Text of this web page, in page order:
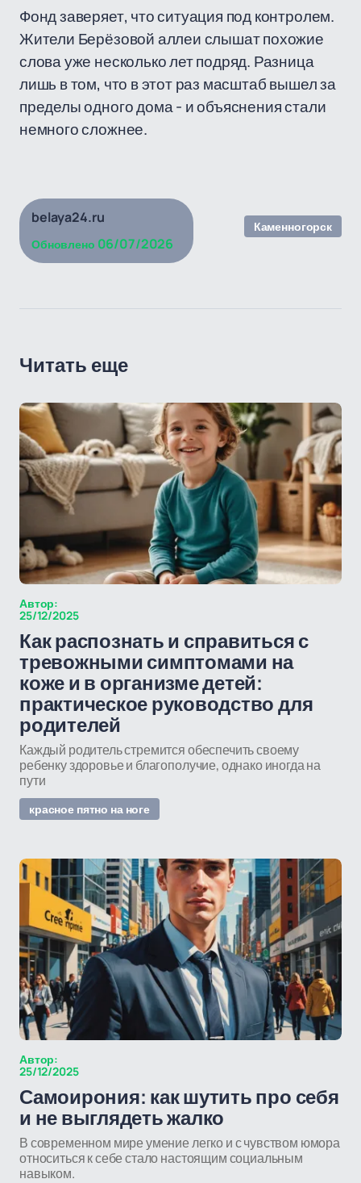
Фонд заверяет, что ситуация под контролем.
Жители Берёзовой аллеи слышат похожие
слова уже несколько лет подряд. Разница
лишь в том, что в этот раз масштаб вышел за
пределы одного дома - и объяснения стали
немного сложнее.
belaya24.ru
Обновлено 06/07/2026
Каменногорск
Читать еще
Автор:
25/12/2025
Как распознать и справиться с
тревожными симптомами на
коже и в организме детей:
практическое руководство для
родителей
Каждый родитель стремится обеспечить своему
ребенку здоровье и благополучие, однако иногда на
пути
красное пятно на ноге
Автор:
25/12/2025
Самоирония: как шутить про себя
и не выглядеть жалко
В современном мире умение легко и с чувством юмора
относиться к себе стало настоящим социальным
навыком.